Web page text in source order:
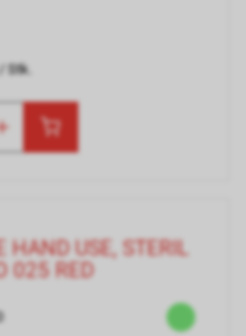
/ Stk.
HAND USE, STERIL
025 RED